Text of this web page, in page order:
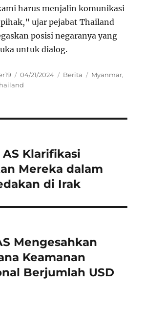
harus menjalin komunikasi
ujar pejabat Thailand
posisi negaranya yang
untuk dialog.
Posted
on
04/21/2024 Categories
Berita Tags
Myanmar,
Klarifikasi
Mereka dalam
di Irak
Mengesahkan
Keamanan
Berjumlah USD